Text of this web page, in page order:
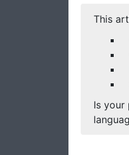
This
Is your